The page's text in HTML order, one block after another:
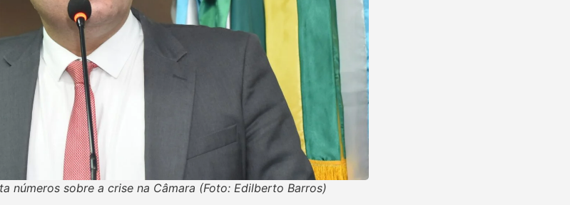
números sobre a crise na Câmara (Foto: Edilberto Barros)